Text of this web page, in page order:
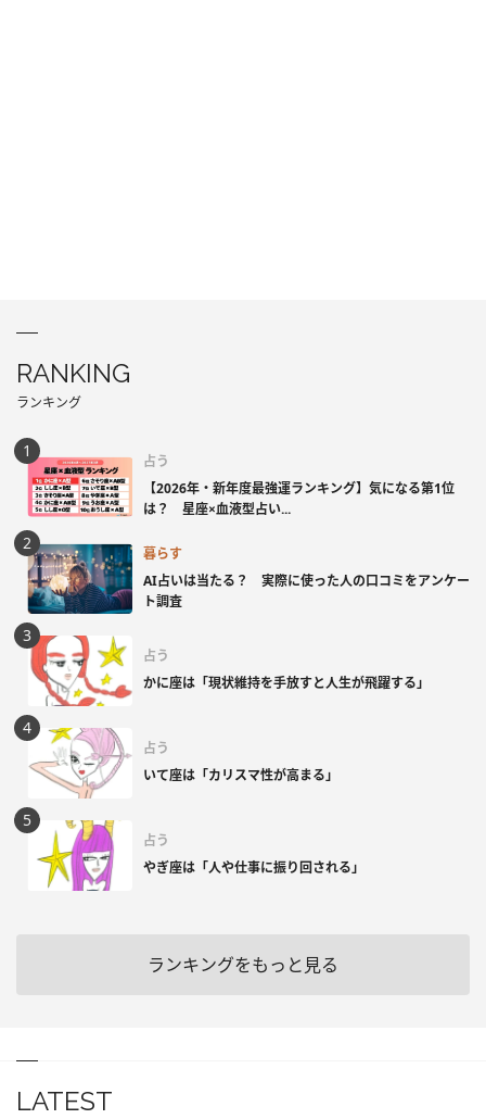
RANKING
ランキング
占う
【2026年・新年度最強運ランキング】気になる第1位
は？ 星座×血液型占い...
暮らす
AI占いは当たる？ 実際に使った人の口コミをアンケー
ト調査
占う
かに座は「現状維持を手放すと人生が飛躍する」
占う
いて座は「カリスマ性が高まる」
占う
やぎ座は「人や仕事に振り回される」
ランキングをもっと見る
LATEST